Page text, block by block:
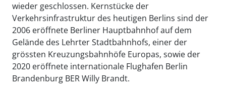
wieder geschlossen. Kernstücke der
Verkehrsinfrastruktur des heutigen Berlins sind der
2006 eröffnete Berliner Hauptbahnhof auf dem
Gelände des Lehrter Stadtbahnhofs, einer der
grössten Kreuzungsbahnhöfe Europas, sowie der
2020 eröffnete internationale Flughafen Berlin
Brandenburg BER Willy Brandt.